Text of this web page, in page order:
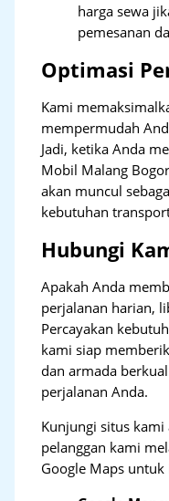
harga sewa
pemesanan
Optimasi
Kami
mempermudah
Jadi, ketika Anda
Mobil Malang
akan muncul
kebutuhan
Hubungi
Apakah Anda
perjalanan harian,
Percayakan
kami siap
dan armada
perjalanan Anda.
Kunjungi situs
pelanggan kami
Google Maps